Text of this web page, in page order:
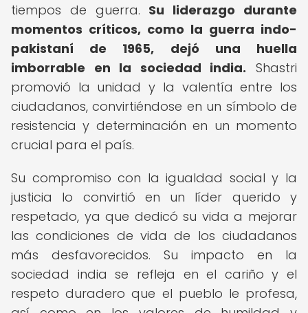
tiempos de guerra. Su liderazgo durante
momentos críticos, como la guerra indo-
pakistaní de 1965, dejó una huella
imborrable en la sociedad india. Shastri
promovió la unidad y la valentía entre los
ciudadanos, convirtiéndose en un símbolo de
resistencia y determinación en un momento
crucial para el país.
Su compromiso con la igualdad social y la
justicia lo convirtió en un líder querido y
respetado, ya que dedicó su vida a mejorar
las condiciones de vida de los ciudadanos
más desfavorecidos. Su impacto en la
sociedad india se refleja en el cariño y el
respeto duradero que el pueblo le profesa,